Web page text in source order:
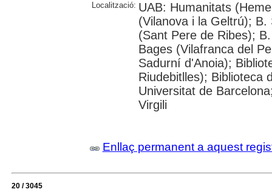
Localització: UAB: Humanitats
(Vilanova i la Geltrú);
(Sant Pere de Ribes);
Bages (Vilafranca del
Sadurní d'Anoia);
Riudebitlles); Biblioteca
Universitat de
Virgili
Enllaç permanent a aquest
20 / 3045